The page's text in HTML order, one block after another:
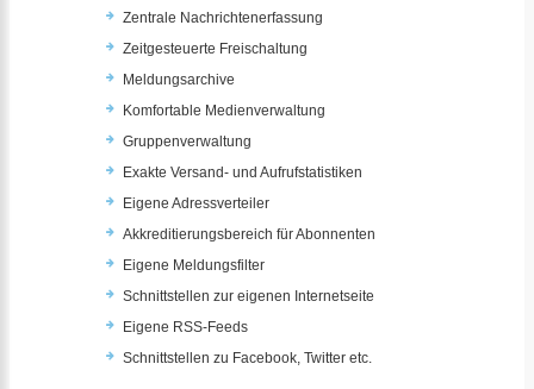
Zentrale Nachrichtenerfassung
Zeitgesteuerte Freischaltung
Meldungsarchive
Komfortable Medienverwaltung
Gruppenverwaltung
Exakte Versand- und Aufrufstatistiken
Eigene Adressverteiler
Akkreditierungsbereich für Abonnenten
Eigene Meldungsfilter
Schnittstellen zur eigenen Internetseite
Eigene RSS-Feeds
Schnittstellen zu Facebook, Twitter etc.